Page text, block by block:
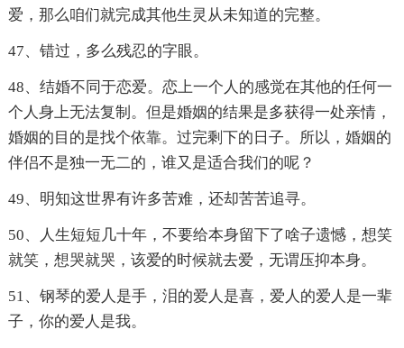
爱，那么咱们就完成其他生灵从未知道的完整。
47、错过，多么残忍的字眼。
48、结婚不同于恋爱。恋上一个人的感觉在其他的任何一
个人身上无法复制。但是婚姻的结果是多获得一处亲情，
婚姻的目的是找个依靠。过完剩下的日子。所以，婚姻的
伴侣不是独一无二的，谁又是适合我们的呢？
49、明知这世界有许多苦难，还却苦苦追寻。
50、人生短短几十年，不要给本身留下了啥子遗憾，想笑
就笑，想哭就哭，该爱的时候就去爱，无谓压抑本身。
51、钢琴的爱人是手，泪的爱人是喜，爱人的爱人是一辈
子，你的爱人是我。